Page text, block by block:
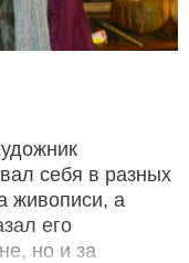
себя в разных
живописи, а
его
но и за